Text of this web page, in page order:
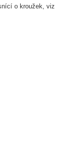
o kroužek, viz